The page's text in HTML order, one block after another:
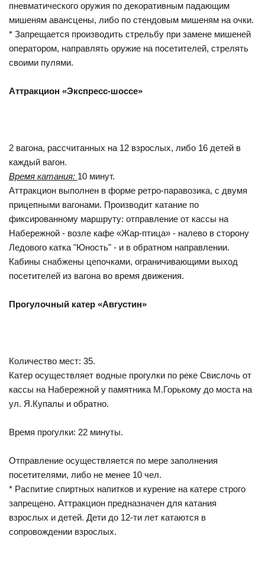
пневматического оружия по декоративным падающим
мишеням авансцены, либо по стендовым мишеням на очки.
* Запрещается производить стрельбу при замене мишеней
оператором, направлять оружие на посетителей, стрелять
своими пулями.
Аттракцион «Экспресс-шоссе»
2 вагона, рассчитанных на 12 взрослых, либо 16 детей в
каждый вагон.
Время катания: 10 минут.
Аттракцион выполнен в форме ретро-паравозика, с двумя
прицепными вагонами. Производит катание по
фиксированному маршруту: отправление от кассы на
Набережной - возле кафе «Жар-птица» - налево в сторону
Ледового катка "Юность" - и в обратном направлении.
Кабины снабжены цепочками, ограничивающими выход
посетителей из вагона во время движения.
Прогулочный катер «Августин»
Количество мест: 35.
Катер осуществляет водные прогулки по реке Свислочь от
кассы на Набережной у памятника М.Горькому до моста на
ул. Я.Купалы и обратно.
Время прогулки: 22 минуты.
Отправление осуществляется по мере заполнения
посетителями, либо не менее 10 чел.
* Распитие спиртных напитков и курение на катере строго
запрещено. Аттракцион предназначен для катания
взрослых и детей. Дети до 12-ти лет катаются в
сопровождении взрослых.